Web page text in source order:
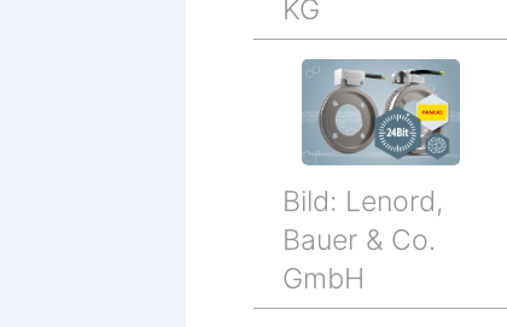
KG
Bild: Lenord,
Bauer & Co.
GmbH